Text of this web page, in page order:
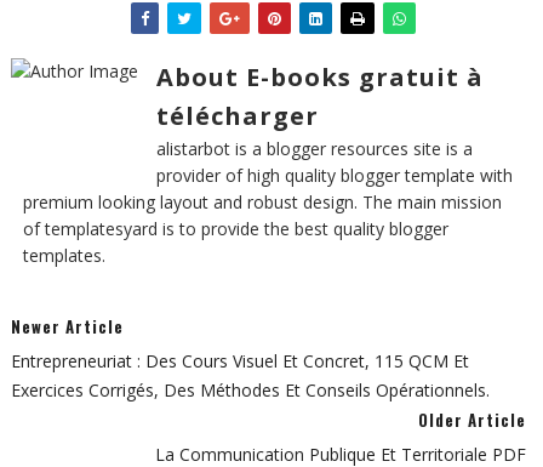
About E-books gratuit à
télécharger
alistarbot is a blogger resources site is a
provider of high quality blogger template with
premium looking layout and robust design. The main mission
of templatesyard is to provide the best quality blogger
templates.
Newer Article
Entrepreneuriat : Des Cours Visuel Et Concret, 115 QCM Et
Exercices Corrigés, Des Méthodes Et Conseils Opérationnels.
Older Article
La Communication Publique Et Territoriale PDF